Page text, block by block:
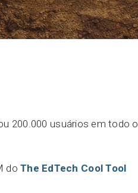
de geociências
200.000 usuários em todo o
doThe EdTech Cool Tool